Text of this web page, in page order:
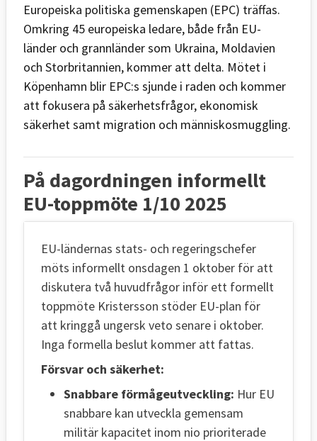
Europeiska politiska gemenskapen (EPC) träffas.
Omkring 45 europeiska ledare, både från EU-
länder och grannländer som Ukraina, Moldavien
och Storbritannien, kommer att delta. Mötet i
Köpenhamn blir EPC:s sjunde i raden och kommer
att fokusera på säkerhetsfrågor, ekonomisk
säkerhet samt migration och människosmuggling.
På dagordningen informellt
EU-toppmöte 1/10 2025
EU-ländernas stats- och regeringschefer
möts informellt onsdagen 1 oktober för att
diskutera två huvudfrågor inför ett formellt
toppmöte Kristersson stöder EU-plan för
att kringgå ungersk veto senare i oktober.
Inga formella beslut kommer att fattas.
Försvar och säkerhet:
Snabbare förmågeutveckling: Hur EU
snabbare kan utveckla gemensam
militär kapacitet inom nio prioriterade